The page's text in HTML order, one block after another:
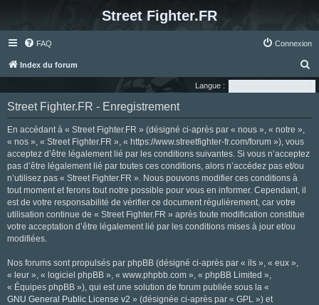
Street Fighter.FR
FAQ Connexion
Index du forum
e
Langue :
Street Fighter.FR - Enregistrement
En accédant à « Street Fighter.FR » (désigné ci-après par « nous », « notre »,
« nos », « Street Fighter.FR », « https://www.streetfighter-fr.com/forum »), vous
acceptez d’être légalement lié par les conditions suivantes. Si vous n’acceptez
pas d’être légalement lié par toutes ces conditions, alors n’accédez pas et/ou
n’utilisez pas « Street Fighter.FR ». Nous pouvons modifier ces conditions à
tout moment et ferons tout notre possible pour vous en informer. Cependant, il
est de votre responsabilité de vérifier ce document régulièrement, car votre
utilisation continue de « Street Fighter.FR » après toute modification constitue
votre acceptation d’être légalement lié par les conditions mises à jour et/ou
modifiées.
Nos forums sont propulsés par phpBB (désigné ci-après par « ils », « eux »,
« leur », « logiciel phpBB », « www.phpbb.com », « phpBB Limited »,
« Équipes phpBB »), qui est une solution de forum publiée sous la «
GNU General Public License v2 » (désignée ci-après par « GPL ») et